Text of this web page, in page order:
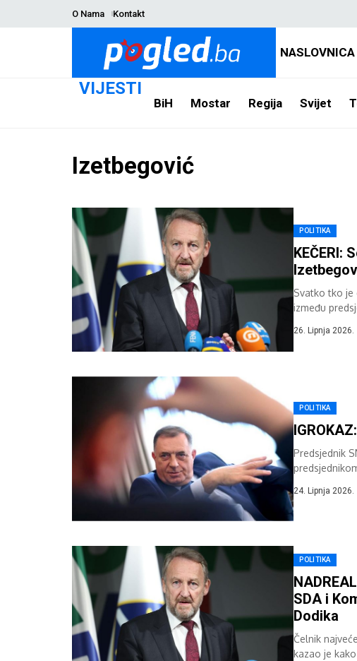
O Nama Kontakt
NASLOVNICA
VIJESTI
BiH Mostar Regija Svijet
Izetbegović
POLITIKA
KEČERI:
Svatko tko
između
26. Lipnja 2026.
POLITIKA
Predsjednik
24. Lipnja 2026.
POLITIKA
SDA i
Dodika
Čelnik
kazao je